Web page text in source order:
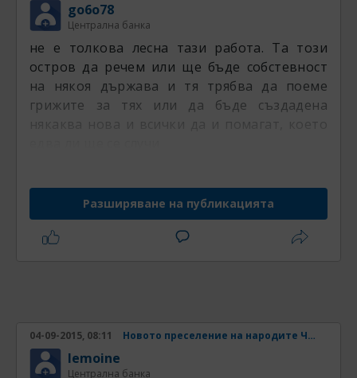
go6o78
Централна банка
не е толкова лесна тази работа. Та този
остров да речем или ще бъде собстевност
на някоя държава и тя трябва да поеме
грижите за тях или да бъде създадена
Разширяване на публикацията
04-09-2015, 08:11 Новото преселение на народите Част 4
lemoine
Централна банка